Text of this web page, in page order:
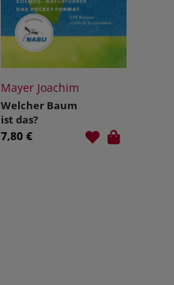
Mayer Joachim
Welcher Baum
ist das?
7,80 €